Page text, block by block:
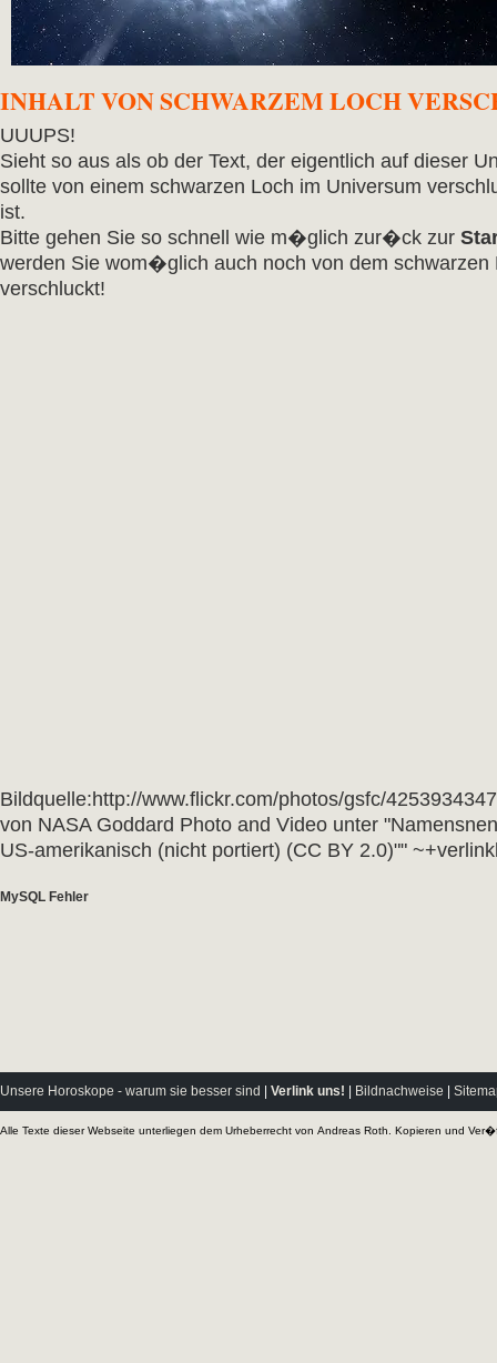
INHALT VON SCHWARZEM LOCH
UUUPS!
Sieht so aus als ob der Text, der eigentlich auf dieser
sollte von einem schwarzen Loch im Universum
ist.
Bitte gehen Sie so schnell wie m�glich zur�ck zur
werden Sie wom�glich auch noch von dem schwarzen
verschluckt!
Bildquelle:http://www.flickr.com/photos/gsfc/
von NASA Goddard Photo and Video unter
US-amerikanisch (nicht portiert) (CC BY 2.0)""
Unsere Horoskope - warum sie besser sind Verlink uns! Bildnachweise
Alle Texte dieser Webseite unterliegen dem Urheberrecht von Andreas Roth . Kopieren und